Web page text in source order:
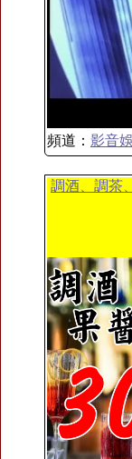
頻道： 影音
調酒、調茶